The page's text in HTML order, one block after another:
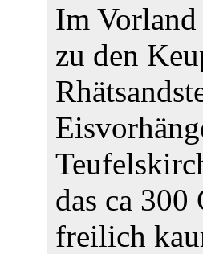
Im Vorland
zu den
das ca 300
freilich